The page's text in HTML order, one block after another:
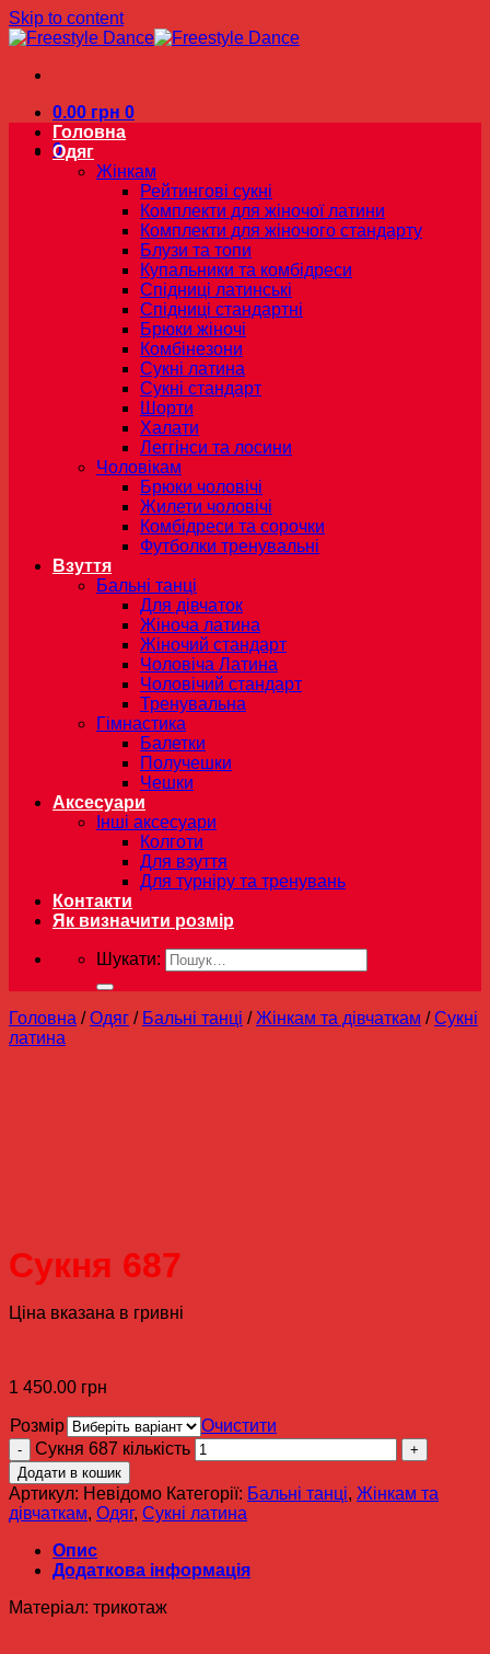
Skip to content
0.00 грн 0
0
Головна
Одяг
Жінкам
Рейтингові сукні
Комплекти для жіночої латини
Комплекти для жіночого стандарту
Блузи та топи
Купальники та комбідреси
Спідниці латинські
Спідниці стандартні
Брюки жіночі
Комбінезони
Сукні латина
Сукні стандарт
Шорти
Халати
Леггінси та лосини
Чоловікам
Брюки чоловічі
Жилети чоловічі
Комбідреси та сорочки
Футболки тренувальні
Взуття
Бальні танці
Для дівчаток
Жіноча латина
Жіночий стандарт
Чоловіча Латина
Чоловічий стандарт
Тренувальна
Гімнастика
Балетки
Получешки
Чешки
Аксесуари
Інші аксесуари
Колготи
Для взуття
Для турніру та тренувань
Контакти
Як визначити розмір
Шукати:
Головна / Одяг / Бальні танці / Жінкам та дівчаткам / Сукні
латина
Сукня 687
Ціна вказана в гривні
1 450.00 грн
Розмір
Очистити
Сукня 687 кількість
Додати в кошик
Артикул: Невідомо Категорії: Бальні танці, Жінкам та
дівчаткам, Одяг, Сукні латина
Опис
Додаткова інформація
Матеріал: трикотаж